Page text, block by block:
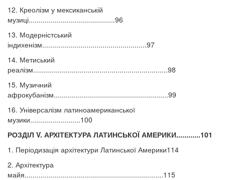
12. Креолізм у мексиканській
музиці...........................................96
13. Модерністський
індихенізм....................................................97
14. Метиський
реалізм...................................................................98
15. Музичний
афрокубанізм.........................................................99
16. Універсалізм латиноамериканської
музики.........................100
РОЗДІЛ V. АРХІТЕКТУРА ЛАТИНСЬКОЇ АМЕРИКИ............101
1. Періодизація архітектури Латинської Америки114
2. Архітектура
майя.....................................................................115